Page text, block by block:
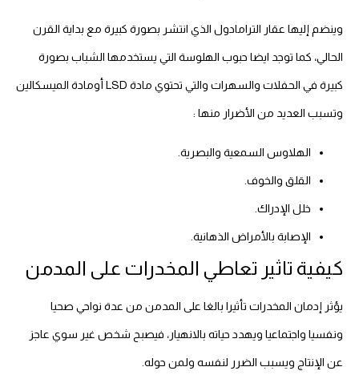
وينضم إليها عقار الترامادول الذي انتشر بصورة كبيرة مع بداية القرن
الحالي، كما توجد ايضا حبوب الهلوسة التي يستخدمها الشباب بصورة
كبيرة في الحفلات والسهرات والتي تحتوي مادة LSD أومادة الميسكالين
وتسبب العديد من الأضرار منها :
الهلاوس السمعية والبصرية.
القلق والخوف.
خلل الإدراك.
الإصابة بالأمراض الذهانية.
كيفية تاثير تعاطي المخدرات على المدمن
يؤثر إدمان المخدرات تأثيرا بالغا على المدمن من عدة نواحي صحيا
ونفسيا واجتماعيا ويهدد حياته بالانهيار، فيصبح شخص غير سوي عاجز
عن الإنتاج ويسبب الضرر لنفسه ولمن حوله.